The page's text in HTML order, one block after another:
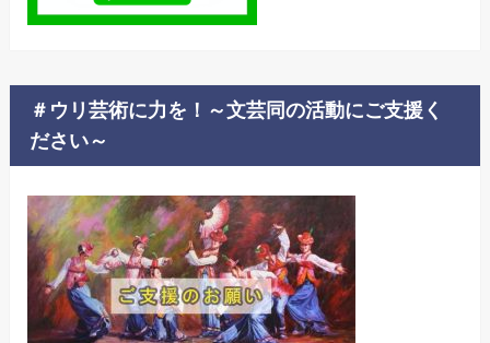
＃ウリ芸術に力を！～文芸同の活動にご支援く
ださい～